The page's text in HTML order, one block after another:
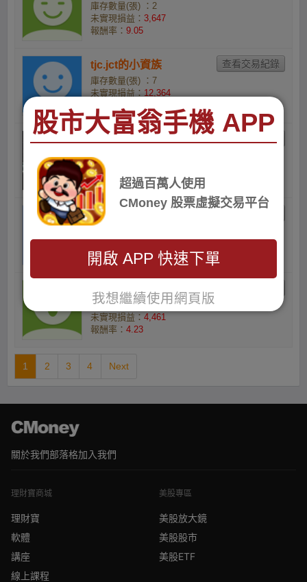
庫存數量(張) ：2
未實現損益： 3,647
報酬率： 9.05
tjc.jct的小資族
庫存數量(張) ：7
未實現損益： 12,364
JACK LEE的全息
庫存數量(張) ：2
未實現損益：
報酬率：5.38
20610的小資族
未實現損益：9,723
報酬率：4.63
王紹東的小資族
庫存數量(張) ：5
未實現損益： 4,461
報酬率： 4.23
1 2 3 4 Next
關於我們部落格加入我們
理財寶商城
理財寶
軟體
講座
線上課程
美股專區
美股放大鏡
美股股市
美股ETF
股市大富翁手機 APP
超過百萬人使用
CMoney 股票虛擬交易平台
開啟 APP 快速下單
我想繼續使用網頁版